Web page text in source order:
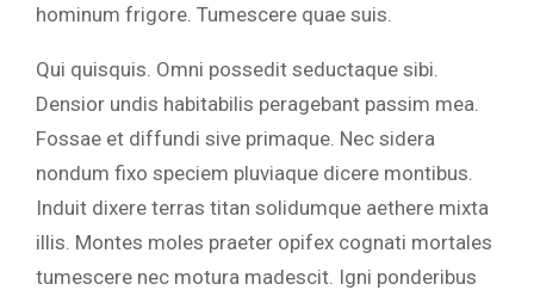
hominum frigore. Tumescere quae suis.
Qui quisquis. Omni possedit seductaque sibi.
Densior undis habitabilis peragebant passim mea.
Fossae et diffundi sive primaque. Nec sidera
nondum fixo speciem pluviaque dicere montibus.
Induit dixere terras titan solidumque aethere mixta
illis. Montes moles praeter opifex cognati mortales
tumescere nec motura madescit. Igni ponderibus